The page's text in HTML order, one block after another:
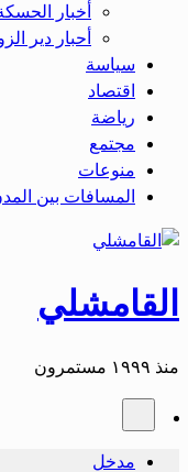
أخبار
أحبار دير
سياسة
اقتصاد
رياضة
مجتمع
منوعات
المسافات بين
القامشلي
منذ ١٩٩٩ مستمرون
مدخل